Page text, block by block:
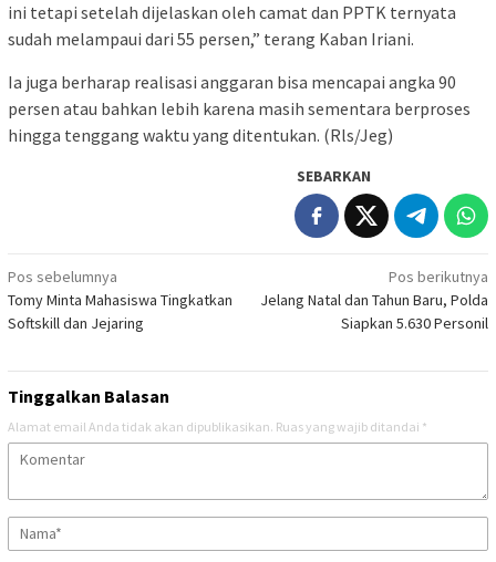
ini tetapi setelah dijelaskan oleh camat dan PPTK ternyata
sudah melampaui dari 55 persen,” terang Kaban Iriani.
Ia juga berharap realisasi anggaran bisa mencapai angka 90
persen atau bahkan lebih karena masih sementara berproses
hingga tenggang waktu yang ditentukan. (Rls/Jeg)
SEBARKAN
Navigasi
pos
Pos sebelumnya
Tomy Minta Mahasiswa Tingkatkan
Softskill dan Jejaring
Pos berikutnya
Jelang Natal dan Tahun Baru, Polda
Siapkan 5.630 Personil
Tinggalkan Balasan
Alamat email Anda tidak akan dipublikasikan. Ruas yang wajib ditandai *